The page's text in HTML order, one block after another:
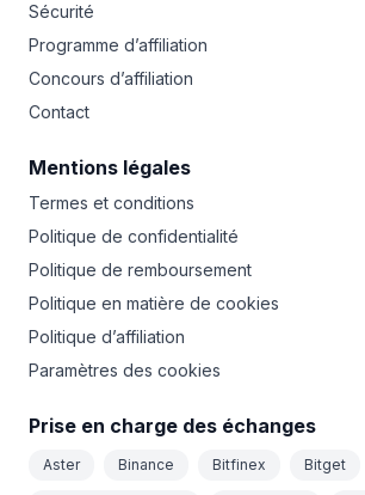
Sécurité
Programme d’affiliation
Concours d’affiliation
Contact
Mentions légales
Termes et conditions
Politique de confidentialité
Politique de remboursement
Politique en matière de cookies
Politique d’affiliation
Paramètres des cookies
Prise en charge des échanges
Aster Binance Bitfinex Bitget